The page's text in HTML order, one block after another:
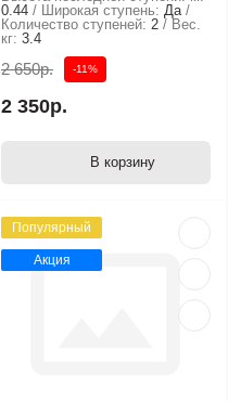
0.44
Широкая ступень: Да
Количество ступеней: 2
Вес.
кг: 3.4
2 650р. -11%
2 350р.
В корзину
Популярный
Акция